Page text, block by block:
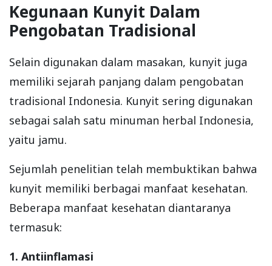
Kegunaan Kunyit Dalam
Pengobatan Tradisional
Selain digunakan dalam masakan, kunyit juga
memiliki sejarah panjang dalam pengobatan
tradisional Indonesia. Kunyit sering digunakan
sebagai salah satu minuman herbal Indonesia,
yaitu jamu.
Sejumlah penelitian telah membuktikan bahwa
kunyit memiliki berbagai manfaat kesehatan.
Beberapa manfaat kesehatan diantaranya
termasuk:
1. Antiinflamasi